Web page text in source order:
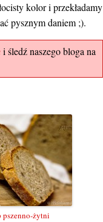
kolor i przekładamy
pysznym daniem ;).
i śledź naszego bloga na
pszenno-żytni